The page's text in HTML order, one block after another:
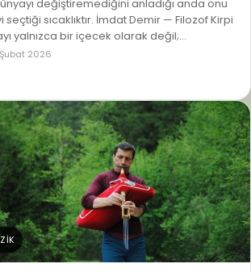
değiştiremediğini anladığı anda onu
sıcaklıktır. İmdat Demir — Filozof Kirpi
yalnızca bir içecek olarak değil;…
2026